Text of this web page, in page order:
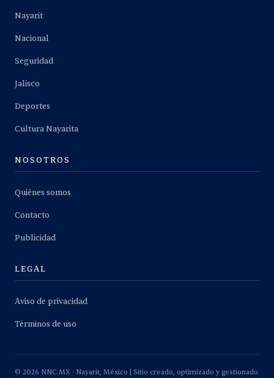
Nayarit
Nacional
Seguridad
Jalisco
Deportes
Cultura Nayarita
NOSOTROS
Quiénes somos
Contacto
Publicidad
LEGAL
Aviso de privacidad
Términos de uso
© 2026 NNC.MX · Nayarit, México | Sitio creado, optimizado y gestionado